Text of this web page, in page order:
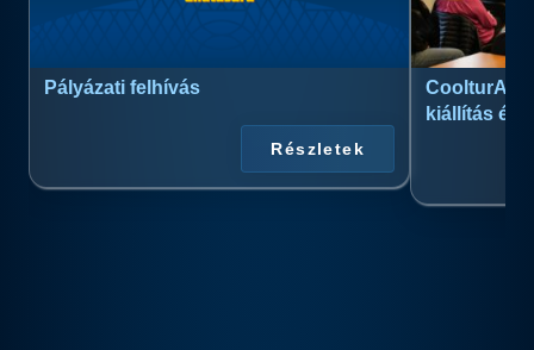
Pályázati felhívás
Részletek
kiállítás és